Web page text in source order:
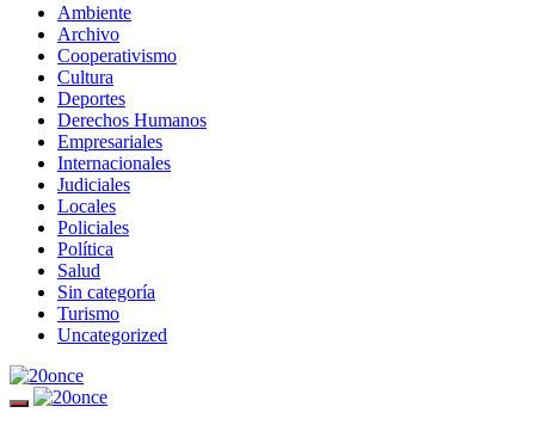
Ambiente
Archivo
Cooperativismo
Cultura
Deportes
Derechos Humanos
Empresariales
Internacionales
Judiciales
Locales
Policiales
Política
Salud
Sin categoría
Turismo
Uncategorized